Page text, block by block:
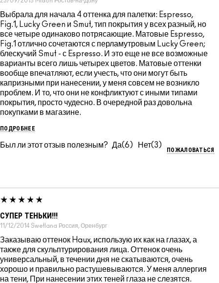
Выбрала для начала 4 оттенка для палетки: Espresso,
Fig.1, Lucky Green и Smut, тип покрытия у всех разный, но
все четыре одинаково потрясающие. Матовые Espresso,
Fig.1 отлично сочетаются с перламутровым Lucky Green;
блескучий Smut - с Espresso. И это еще не все возможные
варианты всего лишь четырех цветов. Матовые оттенки
вообще впечатляют, если учесть, что они могут быть
капризными при нанесении, у меня совсем не возникло
проблем. И то, что они не конфликтуют с иными типами
покрытия, просто чудесно. В очередной раз довольна
покупками в магазине.
ПОДРОБНЕЕ
Был ли этот отзыв полезным? 6 3
ПОЖАЛОВАТЬСЯ
СУПЕР ТЕНЬКИ!!!
11/12/2014 Swetlana Россия, Оренбург
Заказываю оттенок Haux, использую их как на глазах, а
также для скульптурирования лица. Оттенок очень
универсальный, в течении дня не скатываются, очень
хорошо и правильно растушевываются. У меня аллергия
на тени, При нанесении этих теней глаза не слезятся.